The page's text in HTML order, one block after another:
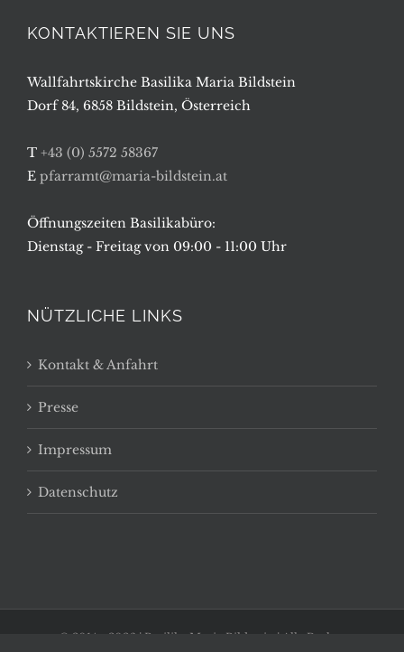
KONTAKTIEREN SIE UNS
Wallfahrtskirche Basilika Maria Bildstein
Dorf 84, 6858 Bildstein, Österreich
T +43 (0) 5572 58367
E pfarramt@maria-bildstein.at
Öffnungszeiten Basilikabüro:
Dienstag - Freitag von 09:00 - 11:00 Uhr
NÜTZLICHE LINKS
Kontakt & Anfahrt
Presse
Impressum
Datenschutz
© 2014 - 2026 | Basilika Maria Bildstein | Alle Rechte